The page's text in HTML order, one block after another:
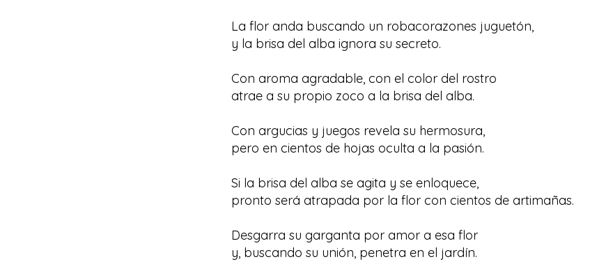
La flor anda buscando un robacorazones juguetón,
y la brisa del alba ignora su secreto.
Con aroma agradable, con el color del rostro
atrae a su propio zoco a la brisa del alba.
Con argucias y juegos revela su hermosura,
pero en cientos de hojas oculta a la pasión.
Si la brisa del alba se agita y se enloquece,
pronto será atrapada por la flor con cientos de artimañas.
Desgarra su garganta por amor a esa flor
y, buscando su unión, penetra en el jardín.